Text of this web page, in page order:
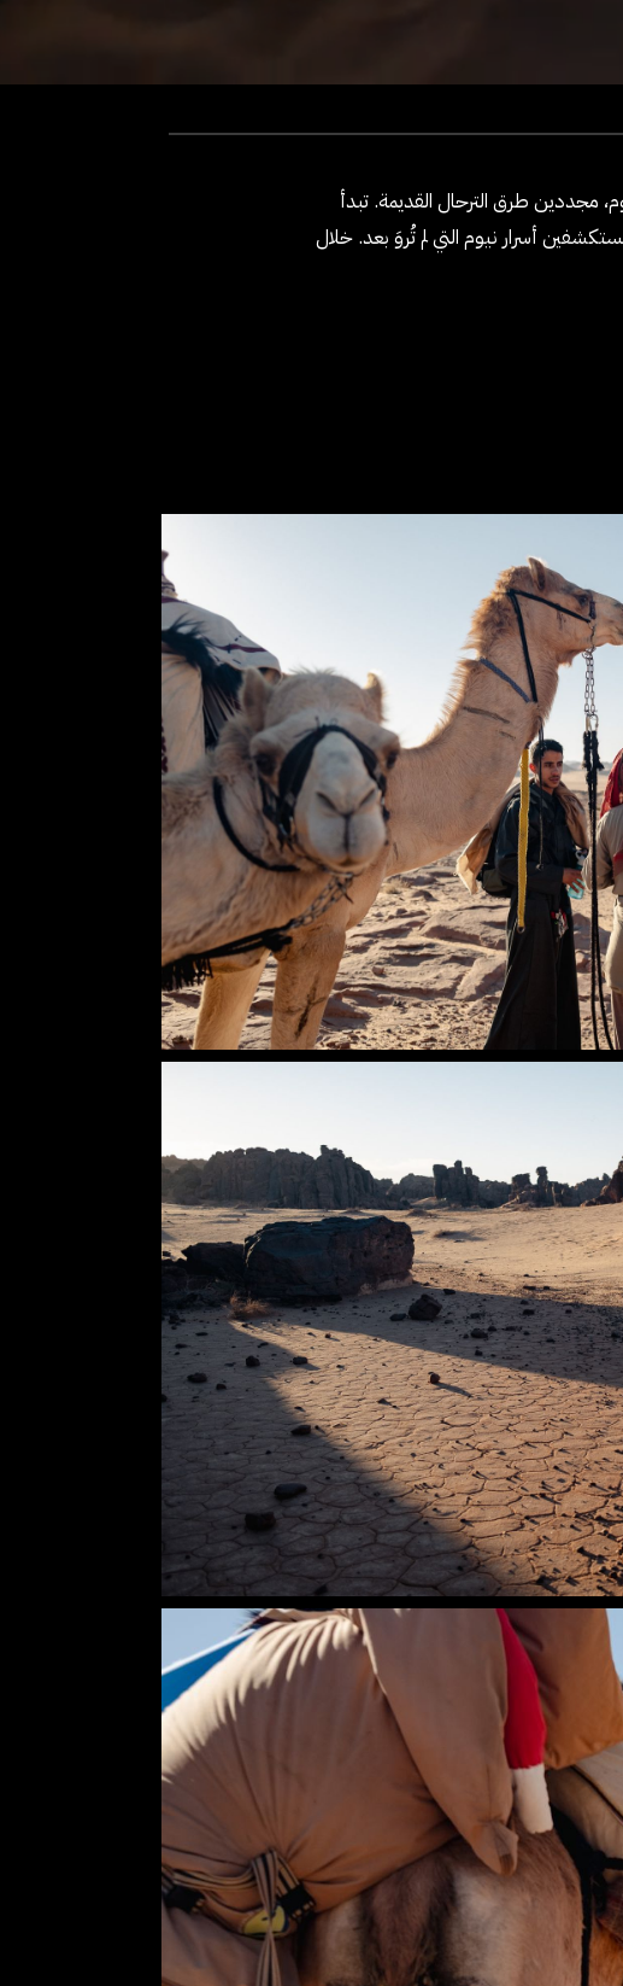
ﻣﺠﺪدﻳﻦ ﻃﺮق اﻟﱰﺣﺎل اﻟﻘﺪﻳﻤﺔ. ﺗﺒﺪأ
اﻟﺒﺤﺮ اﻷﺣﻤﺮ. ﻳﻘﻄﻌﻮن 160 ﻛﻴﻠﻮﻣﱰًا ﻋﻠﻰ اﻷﻗﺪام، ﻣﺴﺘﻜﺸﻔﲔ أﴎار ﻧﻴﻮم اﻟﱵ ﱂ ﺗُﺮوَ ﺑﻌﺪ. ﺧﻼل